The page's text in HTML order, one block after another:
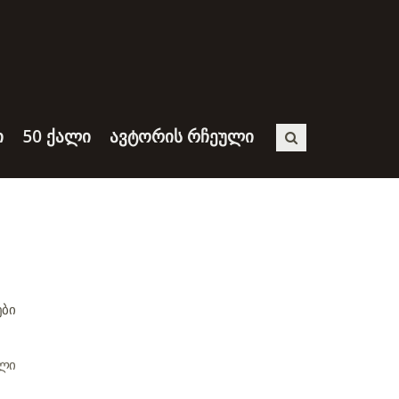
50 ᲥᲐᲚᲘ ᲐᲕᲢᲝᲠᲘᲡ ᲠᲩᲔᲣᲚᲘ